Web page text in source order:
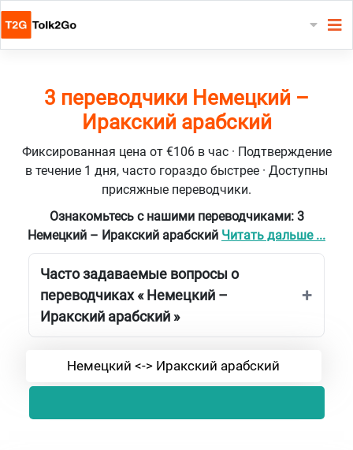
3 переводчики Немецкий –
Иракский арабский
Фиксированная цена от €106 в час · Подтверждение
в течение 1 дня, часто гораздо быстрее · Доступны
присяжные переводчики.
Ознакомьтесь с нашими переводчиками: 3
Немецкий – Иракский арабский Читать дальше ...
Часто задаваемые вопросы о
переводчиках « Немецкий –
Иракский арабский »
Немецкий <-> Иракский арабский